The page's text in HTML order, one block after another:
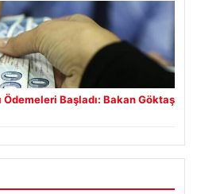
Ödemeleri Başladı: Bakan Göktaş